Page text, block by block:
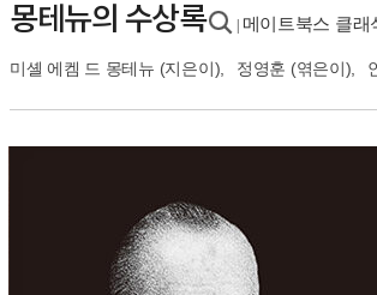
몽테뉴의 수상록 메이트북스 클래
미셸 에켐 드 몽테뉴 (지은이), 정영훈 (엮은이),